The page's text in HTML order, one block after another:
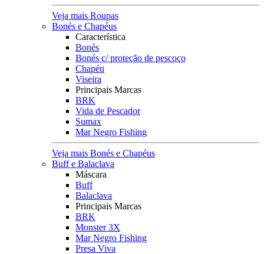
Veja mais Roupas
Bonés e Chapéus
Característica
Bonés
Bonés c/ proteção de pescoço
Chapéu
Viseira
Principais Marcas
BRK
Vida de Pescador
Sumax
Mar Negro Fishing
Veja mais Bonés e Chapéus
Buff e Balaclava
Máscara
Buff
Balaclava
Principais Marcas
BRK
Monster 3X
Mar Negro Fishing
Presa Viva